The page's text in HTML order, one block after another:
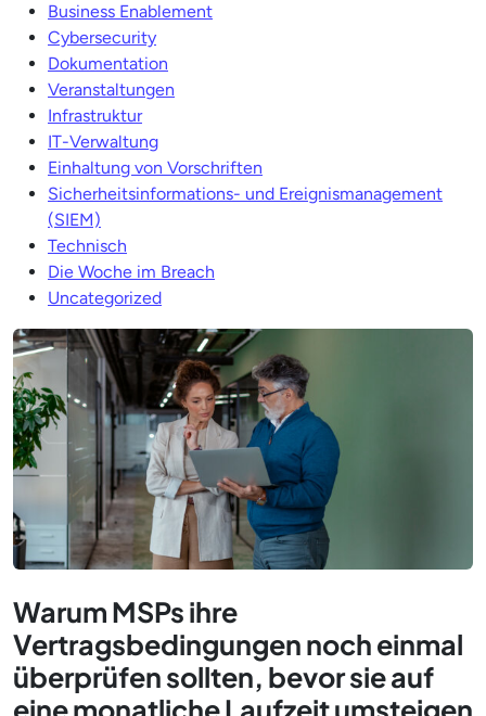
Business Enablement
Cybersecurity
Dokumentation
Veranstaltungen
Infrastruktur
IT-Verwaltung
Einhaltung von Vorschriften
Sicherheitsinformations- und Ereignismanagement
(SIEM)
Technisch
Die Woche im Breach
Uncategorized
Warum MSPs ihre
Vertragsbedingungen noch einmal
überprüfen sollten, bevor sie auf